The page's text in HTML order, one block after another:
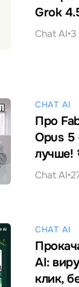
Grok
Chat AI•3
CHAT AI
Про
Opus 5
лучше!
Chat AI•
CHAT AI
AI:
клик,